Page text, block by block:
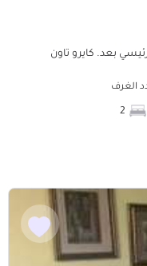
بعد. كايرو تاون
الغرف